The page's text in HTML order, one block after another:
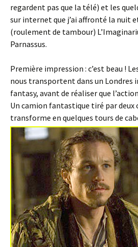
regardent pas que la télé) et les
sur internet que j’ai affronté la nuit
(roulement de tambour)
Parnassus.
Première impression : c’est beau !
nous transportent dans un Londres
fantasy, avant de réaliser que
Un camion fantastique tiré par deux
transforme en quelques tours de